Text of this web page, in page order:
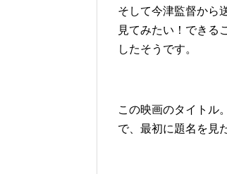
そして今津監督から
見てみたい！できる
したそうです。
この映画のタイトル
で、最初に題名を見